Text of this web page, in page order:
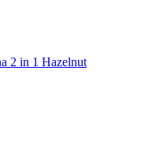
2 in 1 Hazelnut